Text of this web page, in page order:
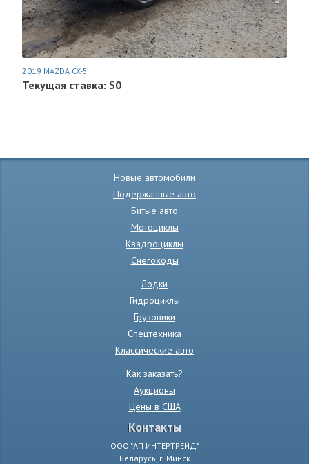
2019 MAZDA CX-5
Текущая ставка: $0
Новые автомобили
Подержанные авто
Битые авто
Мотоциклы
Квадроциклы
Снегоходы
Лодки
Гидроциклы
Грузовики
Спецтехника
Классические авто
Как заказать?
Аукционы
Цены в США
Контакты
ООО "АП ИНТЕРТРЕЙД"
Беларусь, г. Минск